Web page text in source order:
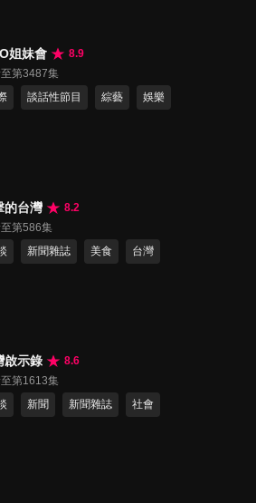
姐妹會
8.9
第3487集
談話性節目 綜藝 娛樂
的台灣
8.2
第586集
新聞雜誌 美食 台灣
啟示錄
8.6
第1613集
新聞 新聞雜誌 社會